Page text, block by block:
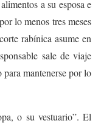
a su esposa e
lo menos tres meses
rabínica asume en
sale de viaje
mantenerse por lo
o su vestuario”. El